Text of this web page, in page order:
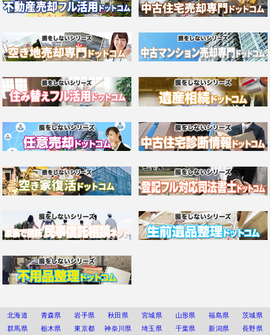
北海道 青森県 岩手県 秋田県 宮城県 山形県 福島県
茨城県
群馬県
栃木県 東京都 神奈川県 埼玉県 千葉県 新潟県 長野県